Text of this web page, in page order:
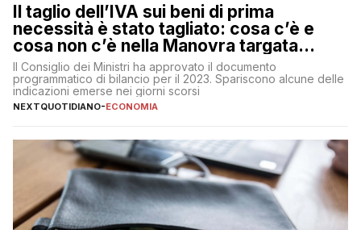
Il taglio dell’IVA sui beni di prima
necessità è stato tagliato: cosa c’è e
cosa non c’è nella Manovra targata
Meloni
Il Consiglio dei Ministri ha approvato il documento
programmatico di bilancio per il 2023. Spariscono alcune delle
indicazioni emerse nei giorni scorsi
NEXTQUOTIDIANO-ECONOMIA